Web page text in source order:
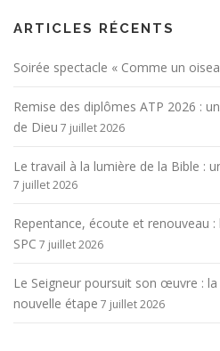
ARTICLES RÉCENTS
Soirée spectacle « Comme un
Remise des diplômes ATP 2026 :
de Dieu 7 juillet 2026
Le travail à la lumière de la Bible :
7 juillet 2026
Repentance, écoute et renouveau
SPC 7 juillet 2026
Le Seigneur poursuit son œuvre :
nouvelle étape 7 juillet 2026